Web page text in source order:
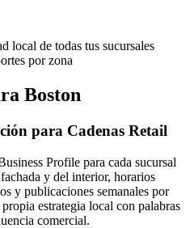
local de todas tus sucursales
por zona
Boston
para Cadenas Retail
Profile para cada sucursal
y del interior, horarios
y publicaciones semanales por
estrategia local con palabras
comercial.